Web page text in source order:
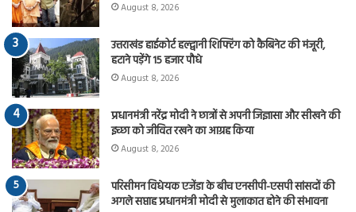
August 8, 2026
उत्तराखंड हाईकोर्ट हल्द्वानी शिफ्टिंग को कैबिनेट की मंजूरी,
हटाने पड़ेंगे 15 हजार पौधे
August 8, 2026
प्रधानमंत्री नरेंद्र मोदी ने छात्रों से अपनी जिज्ञासा और सीखने की
इच्छा को जीवित रखने का आग्रह किया
August 8, 2026
परिसीमन विधेयक एजेंडा के बीच एनसीपी-एसपी सांसदों की
अगले सप्ताह प्रधानमंत्री मोदी से मुलाकात होने की संभावना